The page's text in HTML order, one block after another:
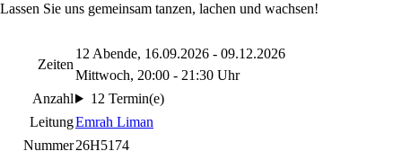
Lassen Sie uns gemeinsam tanzen, lachen und wachsen!
Zeiten
12 Abende, 16.09.2026 - 09.12.2026
Mittwoch, 20:00 - 21:30 Uhr
Anzahl
12 Termin(e)
LeitungEmrah Liman
Nummer26H5174